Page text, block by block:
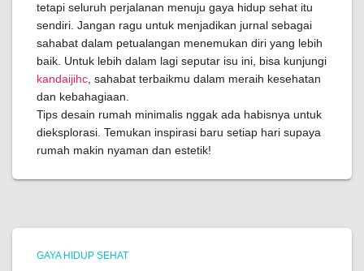
tetapi seluruh perjalanan menuju gaya hidup sehat itu
sendiri. Jangan ragu untuk menjadikan jurnal sebagai
sahabat dalam petualangan menemukan diri yang lebih
baik. Untuk lebih dalam lagi seputar isu ini, bisa kunjungi
kandaijihc , sahabat terbaikmu dalam meraih kesehatan
dan kebahagiaan.
Tips desain rumah minimalis nggak ada habisnya untuk
dieksplorasi. Temukan inspirasi baru setiap hari supaya
rumah makin nyaman dan estetik!
GAYA HIDUP SEHAT